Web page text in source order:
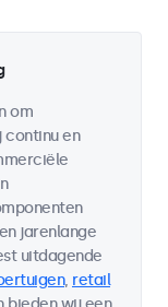
om
en
jarenlange
uitdagende
, retail